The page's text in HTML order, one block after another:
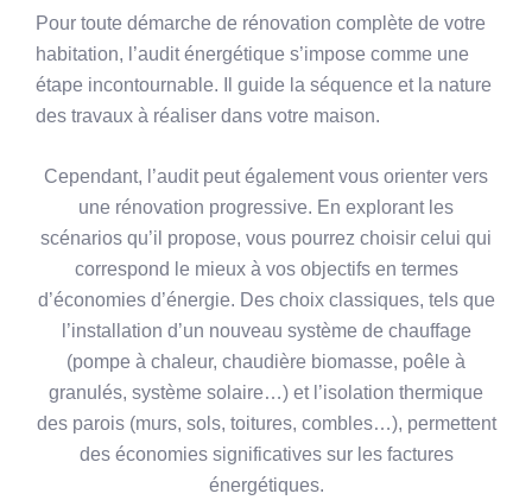
Pour toute démarche de rénovation complète de votre
habitation, l’audit énergétique s’impose comme une
étape incontournable. Il guide la séquence et la nature
des travaux à réaliser dans votre maison.
Cependant, l’audit peut également vous orienter vers
une rénovation progressive. En explorant les
scénarios qu’il propose, vous pourrez choisir celui qui
correspond le mieux à vos objectifs en termes
d’économies d’énergie. Des choix classiques, tels que
l’installation d’un nouveau système de chauffage
(pompe à chaleur, chaudière biomasse, poêle à
granulés, système solaire…) et l’isolation thermique
des parois (murs, sols, toitures, combles…), permettent
des économies significatives sur les factures
énergétiques.